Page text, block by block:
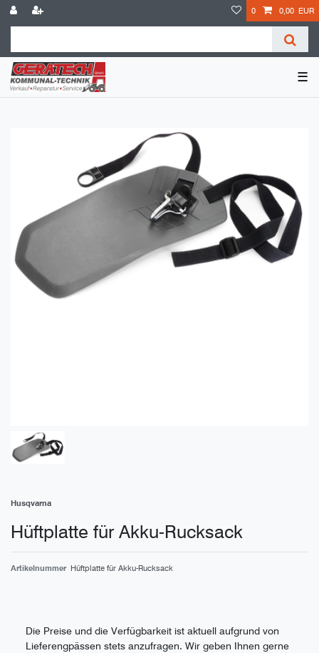
0 0,00 EUR
☰
Husqvarna
Hüftplatte für Akku-Rucksack
Artikelnummer Hüftplatte für Akku-Rucksack
Die Preise und die Verfügbarkeit ist aktuell aufgrund von
Lieferengpässen stets anzufragen. Wir geben Ihnen gerne